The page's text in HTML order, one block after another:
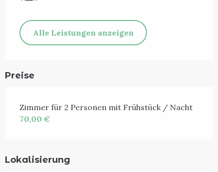
Alle Leistungen anzeigen
Preise
Zimmer für 2 Personen mit Frühstück / Nacht
70,00 €
Lokalisierung